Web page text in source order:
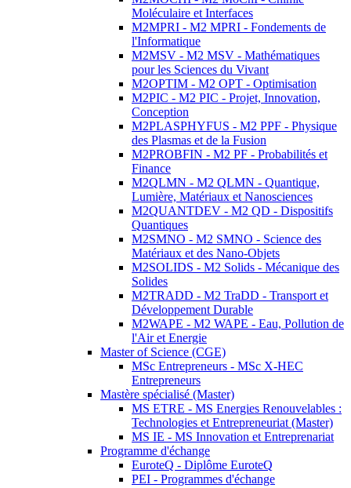
Moléculaire et Interfaces
M2MPRI - M2 MPRI - Fondements de
l'Informatique
M2MSV - M2 MSV - Mathématiques
pour les Sciences du Vivant
M2OPTIM - M2 OPT - Optimisation
M2PIC - M2 PIC - Projet, Innovation,
Conception
M2PLASPHYFUS - M2 PPF - Physique
des Plasmas et de la Fusion
M2PROBFIN - M2 PF - Probabilités et
Finance
M2QLMN - M2 QLMN - Quantique,
Lumière, Matériaux et Nanosciences
M2QUANTDEV - M2 QD - Dispositifs
Quantiques
M2SMNO - M2 SMNO - Science des
Matériaux et des Nano-Objets
M2SOLIDS - M2 Solids - Mécanique des
Solides
M2TRADD - M2 TraDD - Transport et
Développement Durable
M2WAPE - M2 WAPE - Eau, Pollution de
l'Air et Energie
Master of Science (CGE)
MSc Entrepreneurs - MSc X-HEC
Entrepreneurs
Mastère spécialisé (Master)
MS ETRE - MS Energies Renouvelables :
Technologies et Entrepreneuriat (Master)
MS IE - MS Innovation et Entreprenariat
Programme d'échange
EuroteQ - Diplôme EuroteQ
PEI - Programmes d'échange